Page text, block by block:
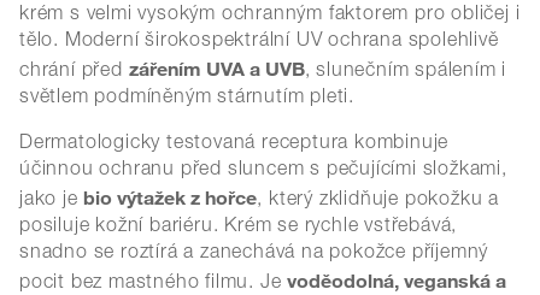
krém s velmi vysokým ochranným faktorem pro obličej i
tělo. Moderní širokospektrální UV ochrana spolehlivě
chrání před zářením UVA a UVB, slunečním spálením i
světlem podmíněným stárnutím pleti.
Dermatologicky testovaná receptura kombinuje
účinnou ochranu před sluncem s pečujícími složkami,
jako je bio výtažek z hořce, který zklidňuje pokožku a
posiluje kožní bariéru. Krém se rychle vstřebává,
snadno se roztírá a zanechává na pokožce příjemný
pocit bez mastného filmu. Jevoděodolná, veganská a